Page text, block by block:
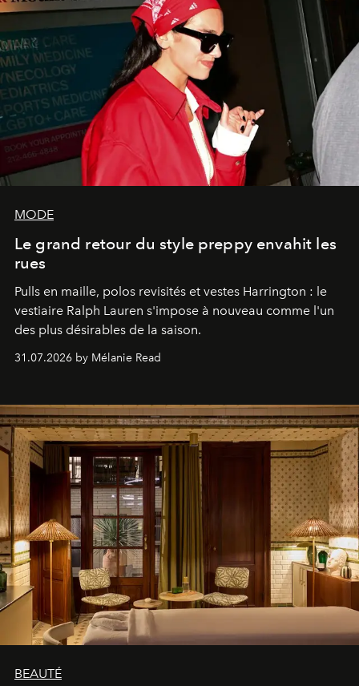
MODE
Le grand retour du style preppy envahit les
rues
Pulls en maille, polos revisités et vestes Harrington : le
vestiaire Ralph Lauren s'impose à nouveau comme l'un
des plus désirables de la saison.
31.07.2026 by Mélanie Read
BEAUTÉ